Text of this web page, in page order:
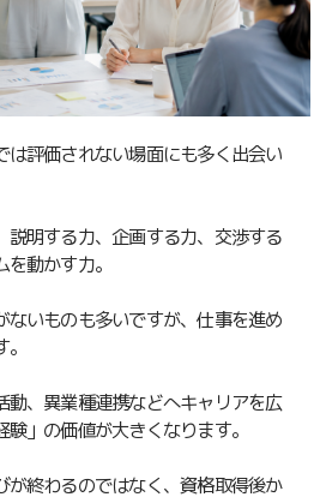
評価されない場面にも多く出会い
明する力、企画する力、交渉する
動かす力。
ないものも多いですが、仕事を進め
動、異業種連携などへキャリアを広
」の価値が大きくなります。
が終わるのではなく、資格取得後か